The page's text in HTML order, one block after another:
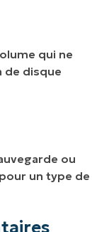
qui ne
de disque
ou
un type de